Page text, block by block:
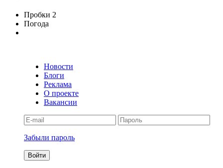
Пробки 2
Погода
Новости
Блоги
Реклама
О проекте
Вакансии
Забыли пароль